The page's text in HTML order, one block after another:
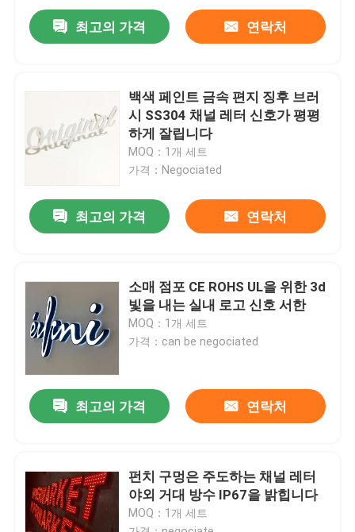
공장 여행
연락주세요
인용문을 요구하세요
3d 서한 신호
채널 레터 신호
백리트 서한 신호
최고의 가격 연락처
백색 페인트 금속 편지 징후 브러
시 SS304 채널 레터 신호가 평평
하게 잘립니다
MOQ：1개 세트
가격：Negociated
최고의 가격 연락처
소매 점포 CE ROHS UL을 위한 3d
빛을 내는 실내 로고 신호 서한
MOQ：1개 세트
가격：can be negociated
최고의 가격 연락처
펀치 구멍은 주도하는 채널 레터
야외 거대 방수 IP67을 밝힙니다
MOQ：1개 세트